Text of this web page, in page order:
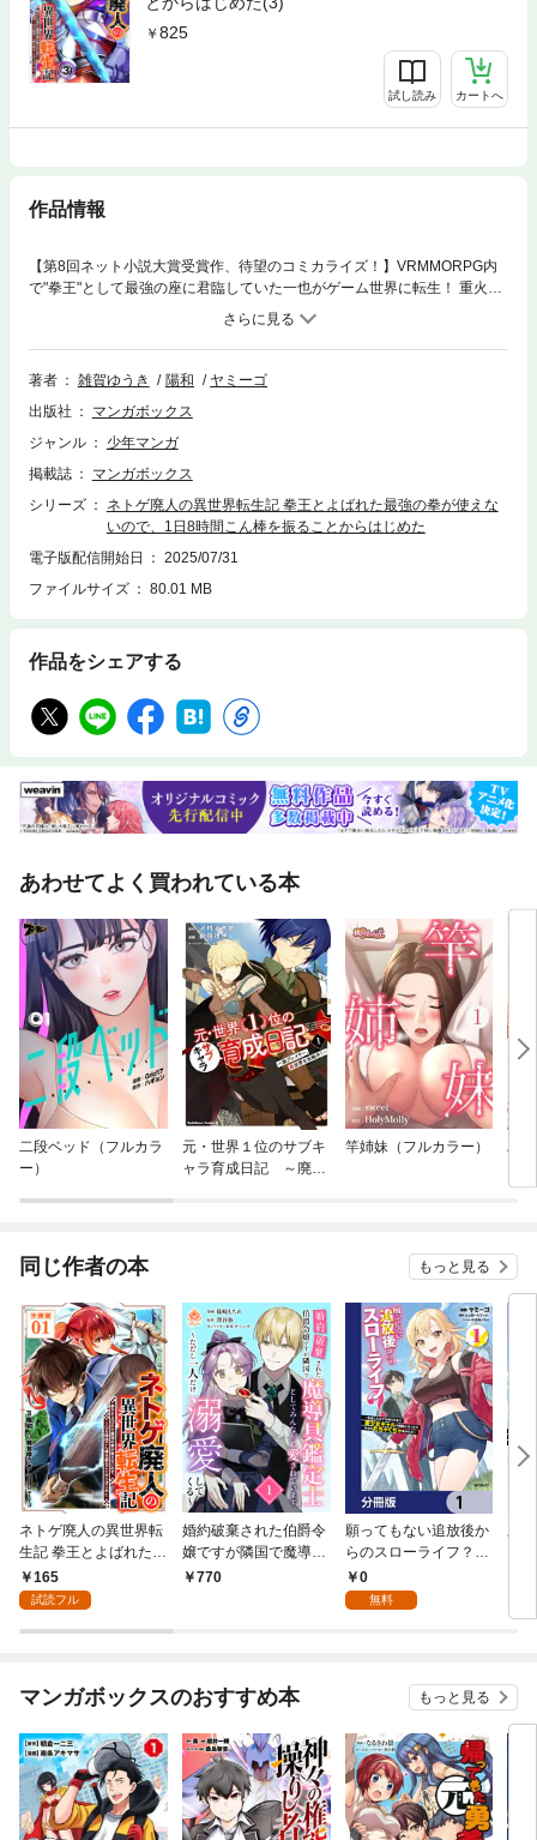
825
試し読み カートへ
作品情報
【第8回ネット小説大賞受賞作、待望のコミカライズ！】VRMMORPG内
で"拳王"として最強の座に君臨していた一也がゲーム世界に転生！ 重火器
がモノ言う世界で、アナログ武器と拳、そして彼だけが知るゲーム知識で
再び最強を目指す、ネトゲ廃人ファンタジー！
著者 雑賀ゆうき 陽和
ヤミーゴ
出版社
マンガボックス
ジャンル
少年マンガ
掲載誌
マンガボックス
シリーズ
ネトゲ廃人の異世界転生記 拳王とよばれた最強の拳が使えな
いので、1日8時間こん棒を振ることからはじめた
電子版配信開始日
2025/07/31
ファイルサイズ
80.01 MB
作品をシェアする
あわせてよく買われている本
二段ベッド（フルカラ
ー）
元・世界１位のサブキ
ャラ育成日記 ～廃プ
竿姉妹（フルカラー） ハ
同じ作者の本 もっと見る
ネトゲ廃人の異世界転
生記 拳王とよばれた最
強の拳が使えないの
で、1日8時間こん棒を
【分冊版】1
165
試読フル
婚約破棄された伯爵令
嬢ですが隣国で魔導具
鑑定士としてみんなか
770
願ってもない追放後か
らのスローライフ？
～引退したはずが成り
行きで美少女ギャルの
0
無料
師
マンガボックスのおすすめ本 もっと見る